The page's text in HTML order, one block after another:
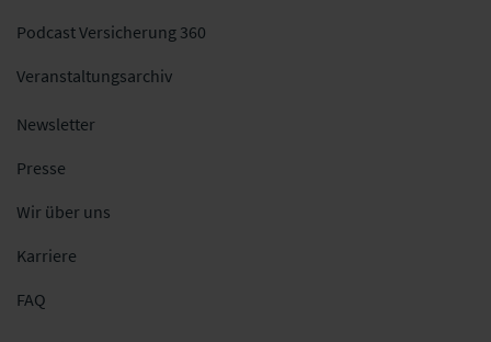
Podcast Versicherung 360
Veranstaltungsarchiv
Newsletter
Presse
Wir über uns
Karriere
FAQ